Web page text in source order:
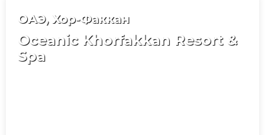
ОАЭ, Хор-Факкан
Oceanic Khorfakkan Resort &
Spa